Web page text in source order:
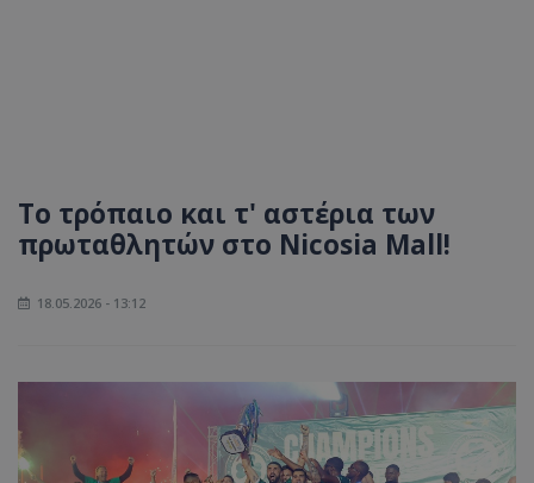
Το τρόπαιο και τ' αστέρια των
πρωταθλητών στο Nicosia Mall!
18.05.2026 - 13:12